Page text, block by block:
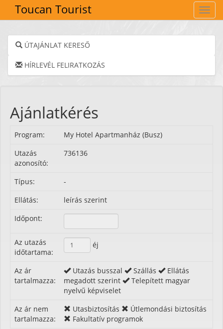
Toucan Tourist
ÚTAJÁNLAT KERESŐ
HÍRLEVÉL FELIRATKOZÁS
Ajánlatkérés
Program:
My Hotel Apartmanház (Busz)
Utazás
azonosító:
736136
Típus:
-
Ellátás:
leírás szerint
Időpont:
Az utazás
időtartama:
éj
Az ár
tartalmazza:
Utazás busszal Szállás
Ellátás
megadott szerint
Telepített magyar
nyelvű képviselet
Az ár nem
tartalmazza:
Utasbiztosítás
Útlemondási biztosítás
Fakultatív programok